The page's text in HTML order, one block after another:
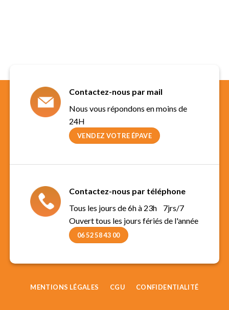
Contactez-nous par mail
Nous vous répondons en moins de
24H
VENDEZ VOTRE ÉPAVE
Contactez-nous par téléphone
Tous les jours de 6h à 23h 7jrs/7
Ouvert tous les jours fériés de l'année
06 52 58 43 00
MENTIONS LÉGALES CGU CONFIDENTIALITÉ